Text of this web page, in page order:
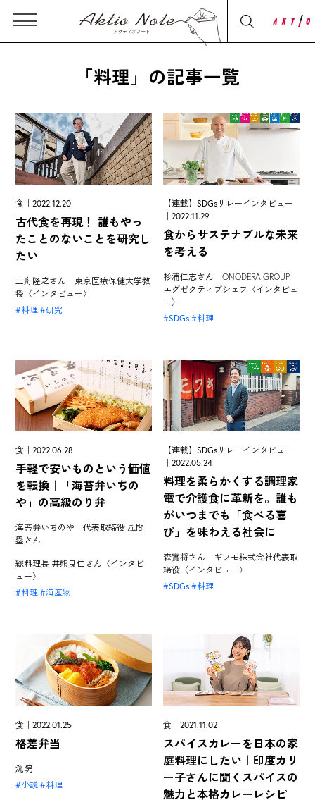
「料理」の記事一覧
食｜2022.12.20
古代食を再現！ 誰もやっ
たことのないことを研究し
たい
三舟隆之さん 東京医療保健大学教
授〈インタビュー〉
料理
研究
【連載】SDGsリレーインタビュー
｜2022.11.29
食からサステナブルな未来
を考える
杉浦仁志さん ONODERA GROUP
エグゼクティブシェフ〈インタビュ
ー〉
SDGs
料理
食｜2022.06.28
手軽で安いものという価値
を転換｜「海苔弁いちの
や」の高級のり弁
海苔弁いちのや 代表取締役 風間
塁さん
総料理長 井熊良仁さん〈インタビ
ュー〉
料理
海産物
【連載】SDGsリレーインタビュー
｜2022.05.24
料理を柔らかくする調理家
電で介護食に革新を。誰も
がいつまでも「食べる喜
び」を味わえる社会に
森實将さん ギフモ株式会社代表取
締役〈インタビュー〉
SDGs
料理
食｜2022.01.25
格差弁当
洸院
小説
料理
食｜2021.11.02
スパイスカレーを日本の家
庭料理にしたい｜印度カリ
ー子さんに聞くスパイスの
魅力と本格カレーレシピ